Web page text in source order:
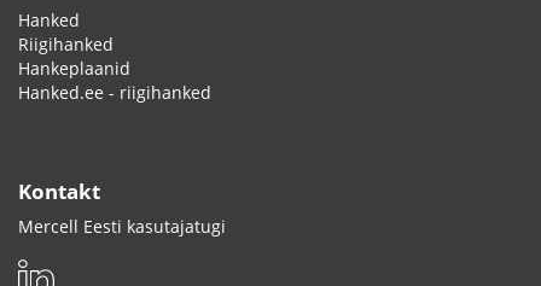
Hanked
Riigihanked
Hankeplaanid
Hanked.ee - riigihanked
Kontakt
Mercell Eesti kasutajatugi